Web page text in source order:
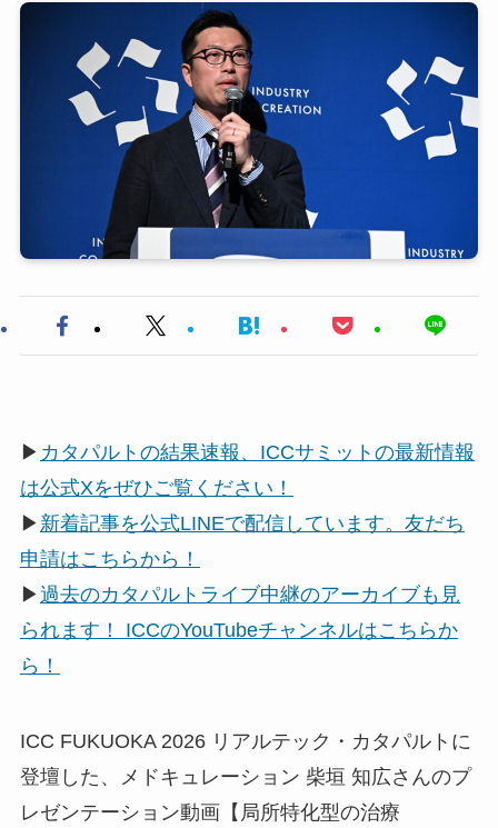
▶ カタパルトの結果速報、ICCサミットの最新情報
は公式Xをぜひご覧ください！
▶ 新着記事を公式LINEで配信しています。友だち
申請はこちらから！
▶過去のカタパルトライブ中継のアーカイブも見
られます！ ICCのYouTubeチャンネルはこちらか
ら！
ICC FUKUOKA 2026 リアルテック・カタパルトに
登壇した、メドキュレーション 柴垣 知広さんのプ
レゼンテーション動画【局所特化型の治療